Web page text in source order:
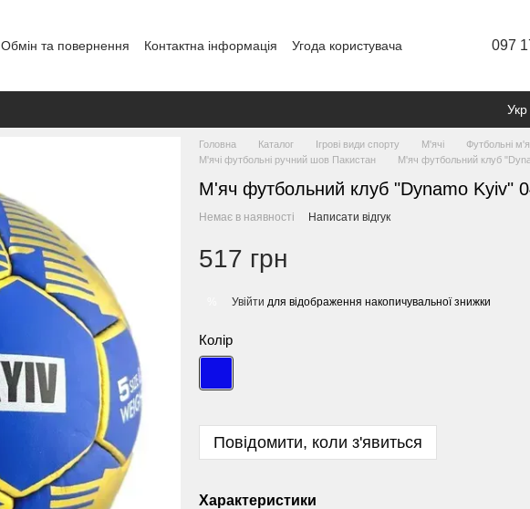
Обмін та повернення Контактна інформація
Угода користувача
097
Укр
Головна Каталог Ігрові види спорту М'ячі Футбольні
М'ячі футбольні ручний шов Пакистан
М'яч футбольний клуб
М'яч футбольний клуб "Dynamo Kyiv"
Немає в наявності Написати відгук
517 грн
Увійти для відображення накопичувальної знижки
Колір
Повідомити, коли з'явиться
Характеристики